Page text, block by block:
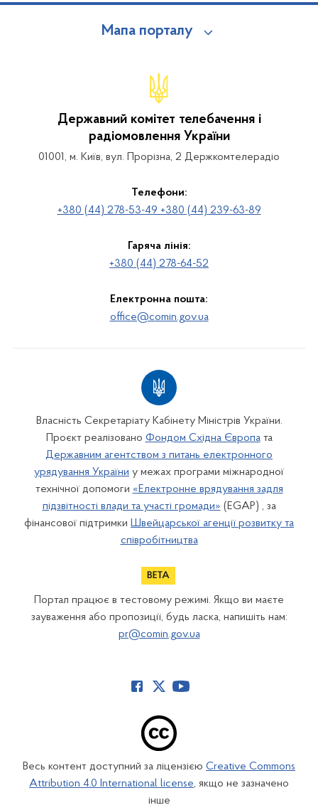
Мапа порталу
Державний комітет телебачення і
радіомовлення України
01001, м. Київ, вул. Прорізна, 2 Держкомтелерадіо
Телефони:
+380 (44) 278-53-49 +380 (44) 239-63-89
Гаряча лінія:
+380 (44) 278-64-52
Електронна пошта:
office@comin.gov.ua
Власність Секретаріату Кабінету Міністрів України.
Проєкт реалізовано Фондом Східна Європата
Державним агентством з питань електронного
урядування України у межах програми міжнародної
технічної допомоги «Електронне врядування задля
підзвітності влади та участі громади» (EGAP) , за
фінансової підтримки Швейцарської агенції розвитку та
співробітництва
Портал працює в тестовому режимі. Якщо ви маєте
зауваження або пропозиції, будь ласка, напишіть нам:
pr@comin.gov.ua
Весь контент доступний за ліцензією Creative Commons
Attribution 4.0 International license, якщо не зазначено
інше